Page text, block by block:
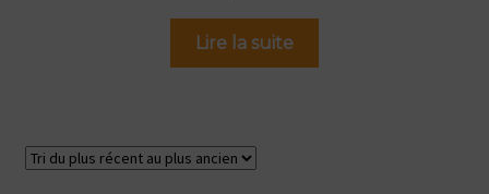
Lire la suite